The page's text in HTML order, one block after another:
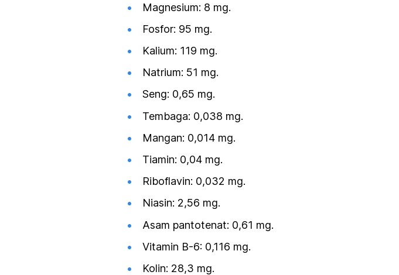
Magnesium: 8 mg.
Fosfor: 95 mg.
Kalium: 119 mg.
Natrium: 51 mg.
Seng: 0,65 mg.
Tembaga: 0,038 mg.
Mangan: 0,014 mg.
Tiamin: 0,04 mg.
Riboflavin: 0,032 mg.
Niasin: 2,56 mg.
Asam pantotenat: 0,61 mg.
Vitamin B-6: 0,116 mg.
Kolin: 28,3 mg.